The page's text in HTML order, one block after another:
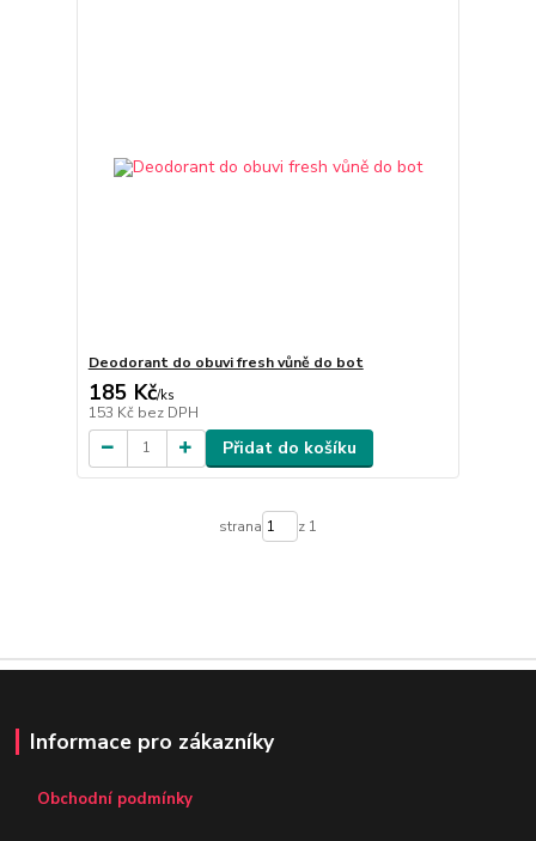
Deodorant do obuvi fresh vůně do bot
185 Kč/ks
153 Kč bez DPH
Přidat do košíku
strana z 1
Informace pro zákazníky
Obchodní podmínky